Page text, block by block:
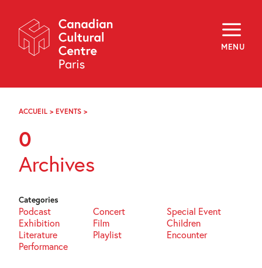
Navigation
MENU
About
Programming
Off-Site
Explore
Archives
FR
ACCUEIL > EVENTS >
0
Archives
Categories
Podcast Concert
Special Event
Exhibition
Film
Children
Literature
Playlist
Encounter
Performance